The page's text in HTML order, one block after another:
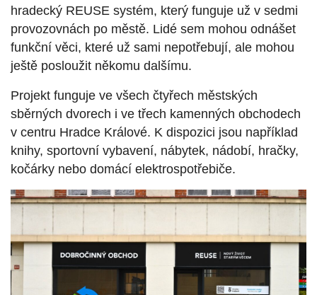
hradecký REUSE systém, který funguje už v sedmi
provozovnách po městě. Lidé sem mohou odnášet
funkční věci, které už sami nepotřebují, ale mohou
ještě posloužit někomu dalšímu.
Projekt funguje ve všech čtyřech městských
sběrných dvorech i ve třech kamenných obchodech
v centru Hradce Králové. K dispozici jsou například
knihy, sportovní vybavení, nábytek, nádobí, hračky,
kočárky nebo domácí elektrospotřebiče.